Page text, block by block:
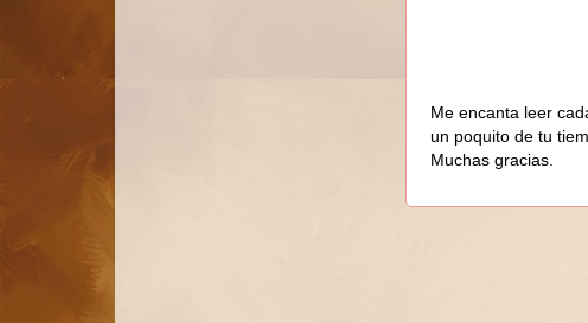
Me encanta leer
un poquito de tu
Muchas gracias.